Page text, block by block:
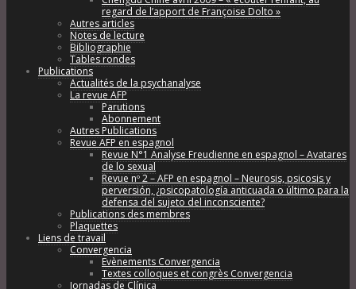
regard de l’apport de Françoise Dolto »
Autres articles
Notes de lecture
Bibliographie
Tables rondes
Publications
Actualités de la psychanalyse
La revue AFP
Parutions
Abonnement
Autres Publications
Revue AFP en espagnol
Revue N°1 Analyse Freudienne en espagnol – Avatares
de lo sexual
Revue nº 2 – AFP en espagnol – Neurosis, psicosis y
perversión, ¿psicopatología anticuada o último para la
defensa del sujeto del inconsciente?
Publications des membres
Plaquettes
Liens de travail
Convergencia
Evènements Convergencia
Textes colloques et congrès Convergencia
Jornadas de Clínica